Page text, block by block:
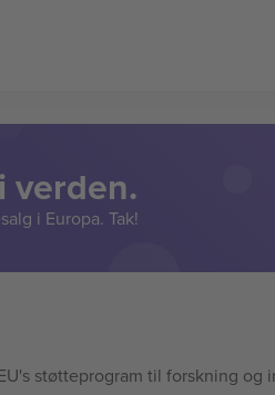
verden.
i Europa. Tak!
støtteprogram til forskning og